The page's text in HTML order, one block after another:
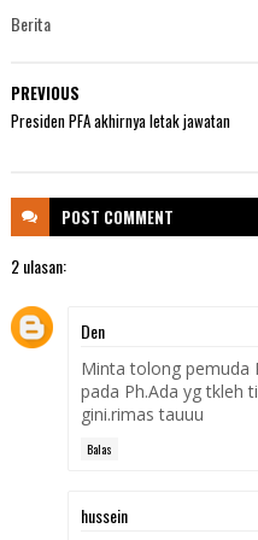
Berita
PREVIOUS
Presiden PFA akhirnya letak jawatan
POST COMMENT
2 ulasan:
Den
Minta tolong pemuda
pada Ph.Ada yg tkleh
gini.rimas tauuu
Balas
hussein